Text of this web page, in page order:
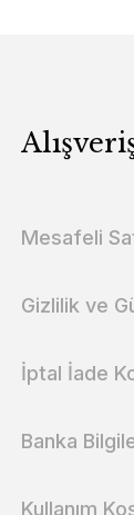
Mesafeli
Gizlilik ve
İptal İade
Banka
Kullanım